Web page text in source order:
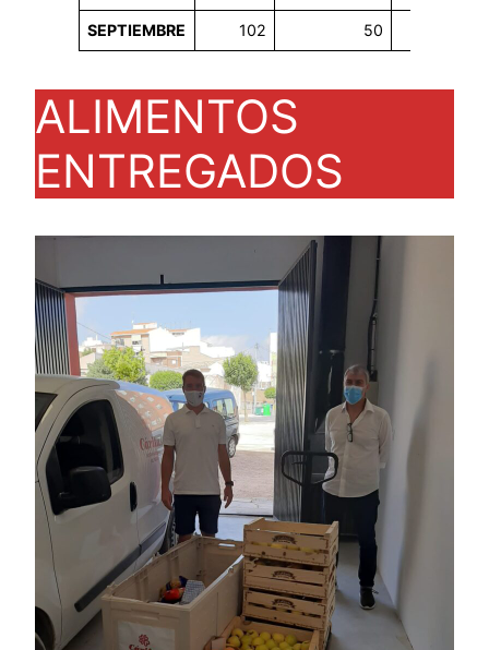
SEPTIEMBRE 102 50
ALIMENTOS
ENTREGADOS